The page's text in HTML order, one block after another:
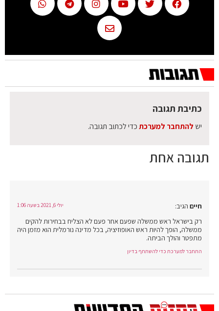
תגובה אחת
חיים הגיב: יולי 6, 2021 בשעה 1:06
רק בישראל ראש ממשלה שפעם אחר פעם לא הצליח בבחירות להקים
ממשלה, הופך להיות ראש האופוזיציה, בכל מדינה נורמלית הוא מזמן היה
מתפטר והולך הביתה.
התחבר למערכת כדי להשתתף בדיון
כתיבת תגובה
יש להתחבר למערכתכדי לכתוב תגובה.